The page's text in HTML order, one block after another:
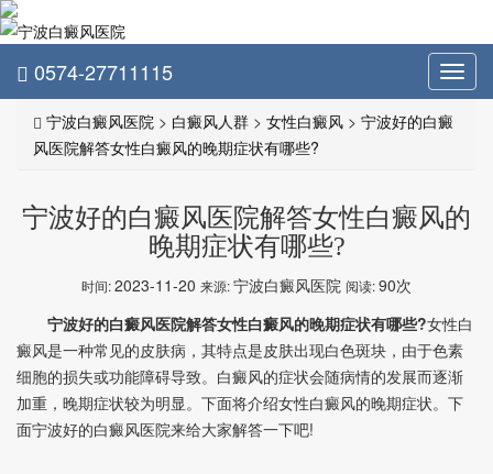
0574-27711115
宁波白癜风医院 > 白癜风人群 > 女性白癜风 > 宁波好的白癜
风医院解答女性白癜风的晚期症状有哪些?
宁波好的白癜风医院解答女性白癜风的
晚期症状有哪些?
时间:2023-11-20 来源:宁波白癜风医院 阅读:90次
宁波好的白癜风医院解答女性白癜风的晚期症状有哪些?女性白
癜风是一种常见的皮肤病，其特点是皮肤出现白色斑块，由于色素
细胞的损失或功能障碍导致。白癜风的症状会随病情的发展而逐渐
加重，晚期症状较为明显。下面将介绍女性白癜风的晚期症状。下
面宁波好的白癜风医院来给大家解答一下吧!